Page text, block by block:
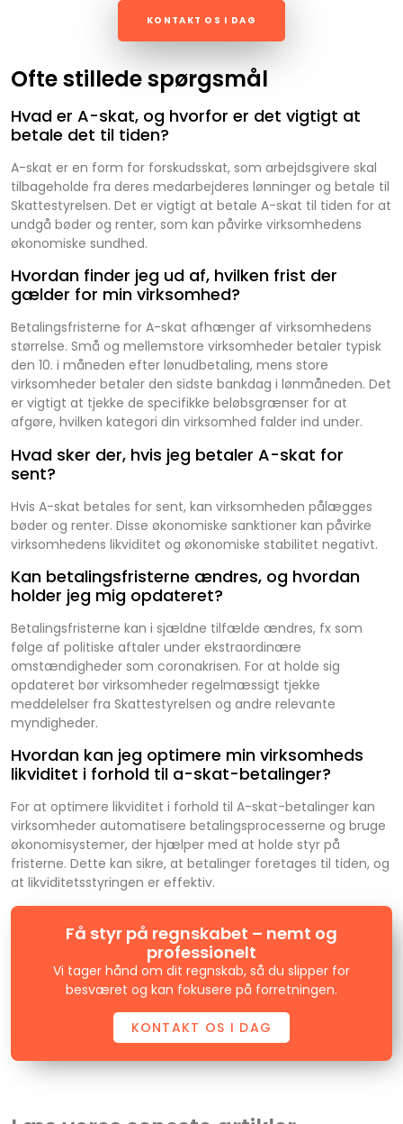
KONTAKT OS I DAG
Ofte stillede spørgsmål
Hvad er A-skat, og hvorfor er det vigtigt at
betale det til tiden?
A-skat er en form for forskudsskat, som arbejdsgivere skal
tilbageholde fra deres medarbejderes lønninger og betale til
Skattestyrelsen. Det er vigtigt at betale A-skat til tiden for at
undgå bøder og renter, som kan påvirke virksomhedens
økonomiske sundhed.
Hvordan finder jeg ud af, hvilken frist der
gælder for min virksomhed?
Betalingsfristerne for A-skat afhænger af virksomhedens
størrelse. Små og mellemstore virksomheder betaler typisk
den 10. i måneden efter lønudbetaling, mens store
virksomheder betaler den sidste bankdag i lønmåneden. Det
er vigtigt at tjekke de specifikke beløbsgrænser for at
afgøre, hvilken kategori din virksomhed falder ind under.
Hvad sker der, hvis jeg betaler A-skat for
sent?
Hvis A-skat betales for sent, kan virksomheden pålægges
bøder og renter. Disse økonomiske sanktioner kan påvirke
virksomhedens likviditet og økonomiske stabilitet negativt.
Kan betalingsfristerne ændres, og hvordan
holder jeg mig opdateret?
Betalingsfristerne kan i sjældne tilfælde ændres, fx som
følge af politiske aftaler under ekstraordinære
omstændigheder som coronakrisen. For at holde sig
opdateret bør virksomheder regelmæssigt tjekke
meddelelser fra Skattestyrelsen og andre relevante
myndigheder.
Hvordan kan jeg optimere min virksomheds
likviditet i forhold til a-skat-betalinger?
For at optimere likviditet i forhold til A-skat-betalinger kan
virksomheder automatisere betalingsprocesserne og bruge
økonomisystemer, der hjælper med at holde styr på
fristerne. Dette kan sikre, at betalinger foretages til tiden, og
at likviditetsstyringen er effektiv.
Få styr på regnskabet – nemt og
professionelt
Vi tager hånd om dit regnskab, så du slipper for
besværet og kan fokusere på forretningen.
KONTAKT OS I DAG